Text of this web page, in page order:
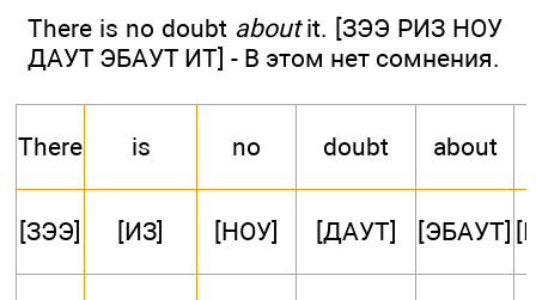
There is no doubt aboutit. [ЗЭЭ РИЗ НОУ
ДАУТ ЭБАУТ ИТ] - В этом нет сомнения.
There is no doubt about
[ЗЭЭ] [ИЗ] [НОУ] [ДАУТ] [ЭБАУТ]